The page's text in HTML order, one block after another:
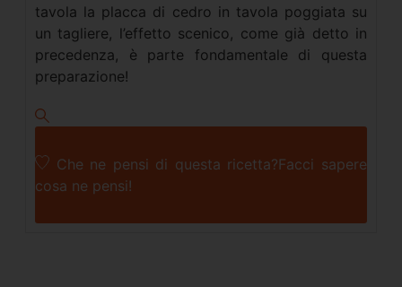
tavola la placca di cedro in tavola poggiata su
un tagliere, l’effetto scenico, come già detto in
precedenza, è parte fondamentale di questa
preparazione!
Che ne pensi di questa ricetta?Facci sapere
cosa ne pensi!